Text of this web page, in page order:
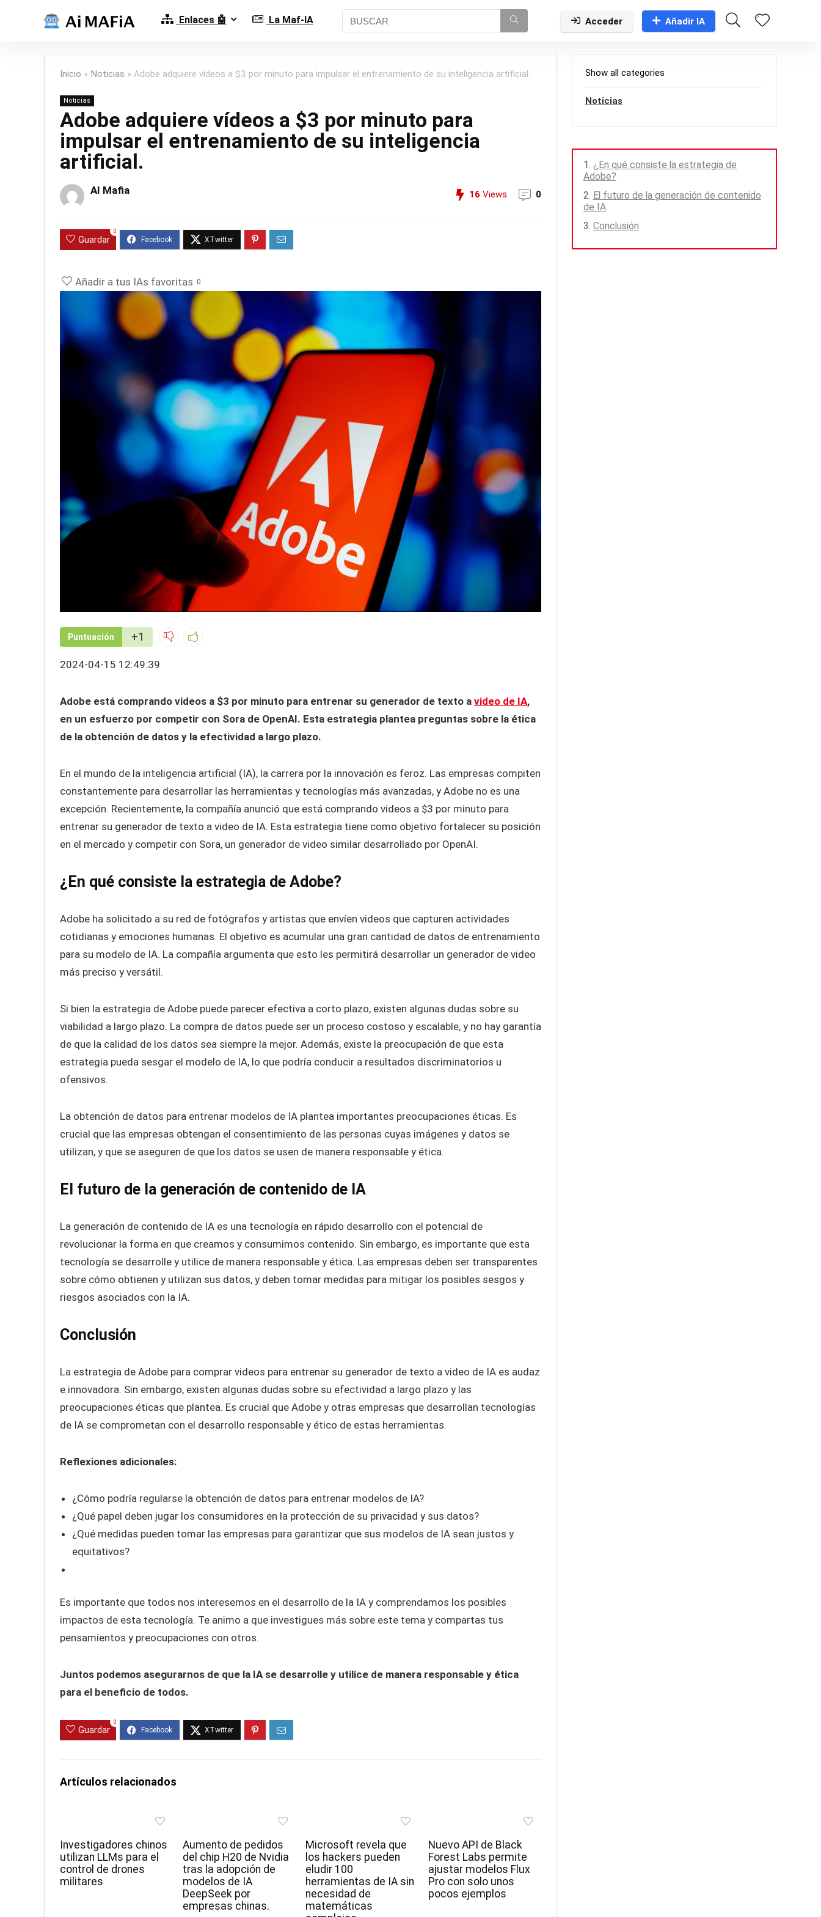
Enlaces 🤖 La Maf-IA Acceder Añadir IA
Inicio » Noticias » Adobe adquiere vídeos a $3 por minuto para impulsar el entrenamiento de su inteligencia artificial.
Noticias
Adobe adquiere vídeos a $3 por minuto para
impulsar el entrenamiento de su inteligencia
artificial.
AI Mafia 16 Views 0
Guardar
0
Añadir a tus IAs favoritas 0
Puntuación +1
2024-04-15 12:49:39
Adobe está comprando videos a $3 por minuto para entrenar su generador de texto a video de IA,
en un esfuerzo por competir con Sora de OpenAI. Esta estrategia plantea preguntas sobre la ética
de la obtención de datos y la efectividad a largo plazo.
En el mundo de la inteligencia artificial (IA), la carrera por la innovación es feroz. Las empresas compiten
constantemente para desarrollar las herramientas y tecnologías más avanzadas, y Adobe no es una
excepción. Recientemente, la compañía anunció que está comprando videos a $3 por minuto para
entrenar su generador de texto a video de IA. Esta estrategia tiene como objetivo fortalecer su posición
en el mercado y competir con Sora, un generador de video similar desarrollado por OpenAI.
¿En qué consiste la estrategia de Adobe?
Adobe ha solicitado a su red de fotógrafos y artistas que envíen videos que capturen actividades
cotidianas y emociones humanas. El objetivo es acumular una gran cantidad de datos de entrenamiento
para su modelo de IA. La compañía argumenta que esto les permitirá desarrollar un generador de video
más preciso y versátil.
Si bien la estrategia de Adobe puede parecer efectiva a corto plazo, existen algunas dudas sobre su
viabilidad a largo plazo. La compra de datos puede ser un proceso costoso y escalable, y no hay garantía
de que la calidad de los datos sea siempre la mejor. Además, existe la preocupación de que esta
estrategia pueda sesgar el modelo de IA, lo que podría conducir a resultados discriminatorios u
ofensivos.
La obtención de datos para entrenar modelos de IA plantea importantes preocupaciones éticas. Es
crucial que las empresas obtengan el consentimiento de las personas cuyas imágenes y datos se
utilizan, y que se aseguren de que los datos se usen de manera responsable y ética.
El futuro de la generación de contenido de IA
La generación de contenido de IA es una tecnología en rápido desarrollo con el potencial de
revolucionar la forma en que creamos y consumimos contenido. Sin embargo, es importante que esta
tecnología se desarrolle y utilice de manera responsable y ética. Las empresas deben ser transparentes
sobre cómo obtienen y utilizan sus datos, y deben tomar medidas para mitigar los posibles sesgos y
riesgos asociados con la IA.
Conclusión
La estrategia de Adobe para comprar videos para entrenar su generador de texto a video de IA es audaz
e innovadora. Sin embargo, existen algunas dudas sobre su efectividad a largo plazo y las
preocupaciones éticas que plantea. Es crucial que Adobe y otras empresas que desarrollan tecnologías
de IA se comprometan con el desarrollo responsable y ético de estas herramientas.
Reflexiones adicionales:
¿Cómo podría regularse la obtención de datos para entrenar modelos de IA?
¿Qué papel deben jugar los consumidores en la protección de su privacidad y sus datos?
¿Qué medidas pueden tomar las empresas para garantizar que sus modelos de IA sean justos y
equitativos?
Es importante que todos nos interesemos en el desarrollo de la IA y comprendamos los posibles
impactos de esta tecnología. Te animo a que investigues más sobre este tema y compartas tus
pensamientos y preocupaciones con otros.
Juntos podemos asegurarnos de que la IA se desarrolle y utilice de manera responsable y ética
para el beneficio de todos.
Guardar
0
Artículos relacionados
Investigadores chinos
utilizan LLMs para el
control de drones
militares
Aumento de pedidos
del chip H20 de Nvidia
tras la adopción de
modelos de IA
DeepSeek por
empresas chinas.
Microsoft revela que
los hackers pueden
eludir 100
herramientas de IA sin
necesidad de
matemáticas
Nuevo API de Black
Forest Labs permite
ajustar modelos Flux
Pro con solo unos
pocos ejemplos
Show all categories
Noticias
¿En qué consiste la estrategia de
Adobe?
El futuro de la generación de contenido
de IA
Conclusión